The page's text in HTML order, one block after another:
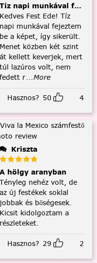
Tíz napi munkával
Kedves Fest Ede! Tíz
napi munkával fejeztem
be a képet, így sikerült.
Menet közben két szint
át kellett keverjek, mert
túl lazúros volt, nem
fedett r...More
Hasznos? 50 4
Kriszta
A hölgy aranyban
Tényleg nehéz volt, de
az új festékek soklal
jobbak és bőségesek.
Kicsit kidolgoztam a
részleteket.
Hasznos? 29 2